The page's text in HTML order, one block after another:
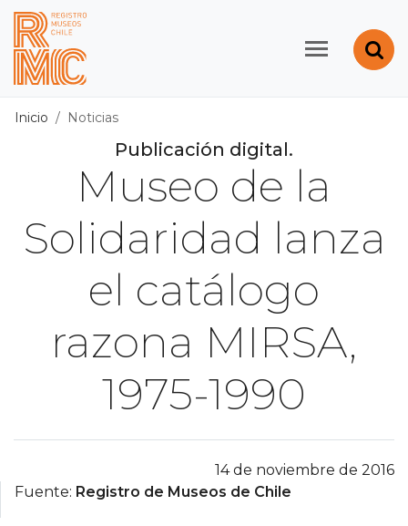
Contenido principal
Registro de Museos
Inicio Noticias
Publicación digital.
Museo de la
Solidaridad lanza
el catálogo
razona MIRSA,
1975-1990
14 de noviembre de 2016
Fuente: Registro de Museos de Chile